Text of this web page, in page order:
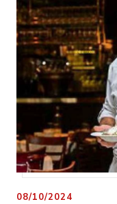
08/10/2024